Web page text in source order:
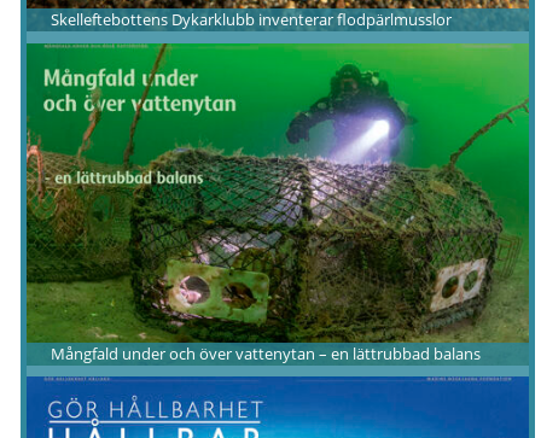
Skelleftebottens Dykarklubb inventerar flodpärlmusslor
Mångfald under och över vattenytan – en lättrubbad balans